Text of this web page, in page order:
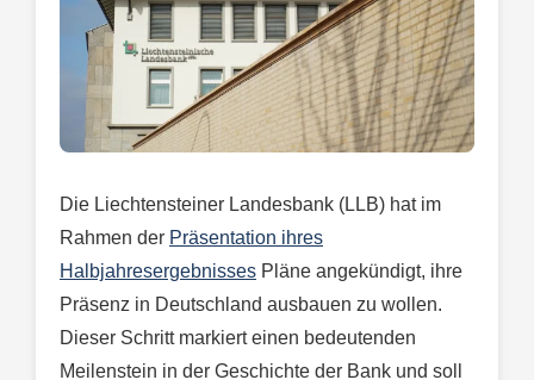
Die Liechtensteiner Landesbank (LLB) hat im
Rahmen der Präsentation ihres
Halbjahresergebnisses Pläne angekündigt, ihre
Präsenz in Deutschland ausbauen zu wollen.
Dieser Schritt markiert einen bedeutenden
Meilenstein in der Geschichte der Bank und soll